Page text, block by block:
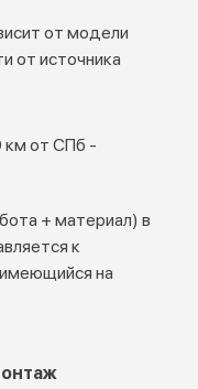
от модели
от источника
км от СПб -
+ материал) в
к
на